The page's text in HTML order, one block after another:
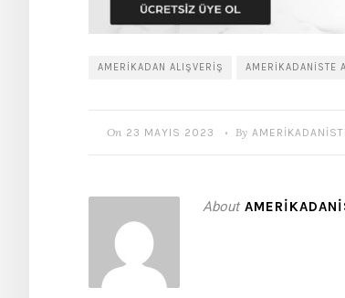
AMERIKADAN ALIŞVERIŞ AMERIKADANISTE
On 23 MAYIS 2023 • By
About